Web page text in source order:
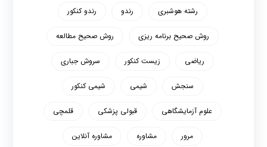
رشته هوشبری رندو رندو کنکور
روش صحیح برنامه ریزی روش صحیح مطالعه
ریاضی زیست کنکور سروش جباری
سنجش شیمی شیمی کنکور
علوم آزمایشگاهی قبولی پزشکی قلمچی
مرور مشاوره مشاوره آنلاین